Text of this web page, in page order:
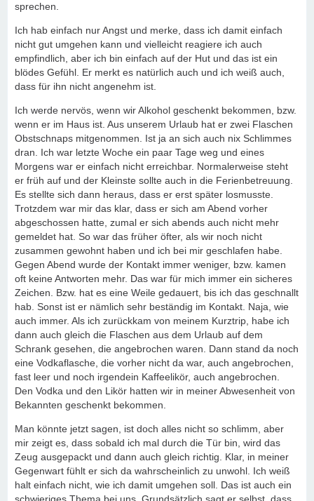
sprechen.
Ich hab einfach nur Angst und merke, dass ich damit einfach
nicht gut umgehen kann und vielleicht reagiere ich auch
empfindlich, aber ich bin einfach auf der Hut und das ist ein
blödes Gefühl. Er merkt es natürlich auch und ich weiß auch,
dass für ihn nicht angenehm ist.
Ich werde nervös, wenn wir Alkohol geschenkt bekommen, bzw.
wenn er im Haus ist. Aus unserem Urlaub hat er zwei Flaschen
Obstschnaps mitgenommen. Ist ja an sich auch nix Schlimmes
dran. Ich war letzte Woche ein paar Tage weg und eines
Morgens war er einfach nicht erreichbar. Normalerweise steht
er früh auf und der Kleinste sollte auch in die Ferienbetreuung.
Es stellte sich dann heraus, dass er erst später losmusste.
Trotzdem war mir das klar, dass er sich am Abend vorher
abgeschossen hatte, zumal er sich abends auch nicht mehr
gemeldet hat. So war das früher öfter, als wir noch nicht
zusammen gewohnt haben und ich bei mir geschlafen habe.
Gegen Abend wurde der Kontakt immer weniger, bzw. kamen
oft keine Antworten mehr. Das war für mich immer ein sicheres
Zeichen. Bzw. hat es eine Weile gedauert, bis ich das geschnallt
hab. Sonst ist er nämlich sehr beständig im Kontakt. Naja, wie
auch immer. Als ich zurückkam von meinem Kurztrip, habe ich
dann auch gleich die Flaschen aus dem Urlaub auf dem
Schrank gesehen, die angebrochen waren. Dann stand da noch
eine Vodkaflasche, die vorher nicht da war, auch angebrochen,
fast leer und noch irgendein Kaffeelikör, auch angebrochen.
Den Vodka und den Likör hatten wir in meiner Abwesenheit von
Bekannten geschenkt bekommen.
Man könnte jetzt sagen, ist doch alles nicht so schlimm, aber
mir zeigt es, dass sobald ich mal durch die Tür bin, wird das
Zeug ausgepackt und dann auch gleich richtig. Klar, in meiner
Gegenwart fühlt er sich da wahrscheinlich zu unwohl. Ich weiß
halt einfach nicht, wie ich damit umgehen soll. Das ist auch ein